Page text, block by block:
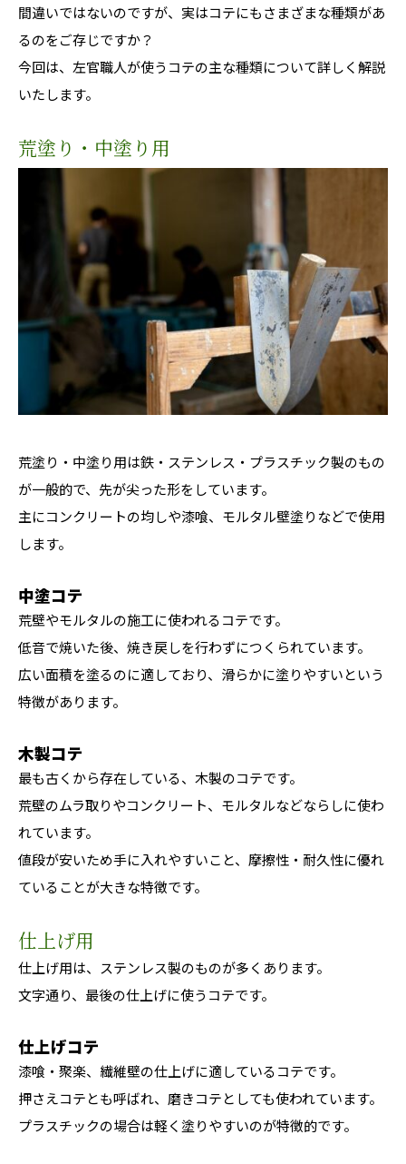
間違いではないのですが、実はコテにもさまざまな種類があ
るのをご存じですか？
今回は、左官職人が使うコテの主な種類について詳しく解説
いたします。
荒塗り・中塗り用
荒塗り・中塗り用は鉄・ステンレス・プラスチック製のもの
が一般的で、先が尖った形をしています。
主にコンクリートの均しや漆喰、モルタル壁塗りなどで使用
します。
中塗コテ
荒壁やモルタルの施工に使われるコテです。
低音で焼いた後、焼き戻しを行わずにつくられています。
広い面積を塗るのに適しており、滑らかに塗りやすいという
特徴があります。
木製コテ
最も古くから存在している、木製のコテです。
荒壁のムラ取りやコンクリート、モルタルなどならしに使わ
れています。
値段が安いため手に入れやすいこと、摩擦性・耐久性に優れ
ていることが大きな特徴です。
仕上げ用
仕上げ用は、ステンレス製のものが多くあります。
文字通り、最後の仕上げに使うコテです。
仕上げコテ
漆喰・聚楽、繊維壁の仕上げに適しているコテです。
押さえコテとも呼ばれ、磨きコテとしても使われています。
プラスチックの場合は軽く塗りやすいのが特徴的です。